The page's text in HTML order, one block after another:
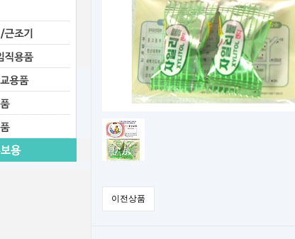
이전상품